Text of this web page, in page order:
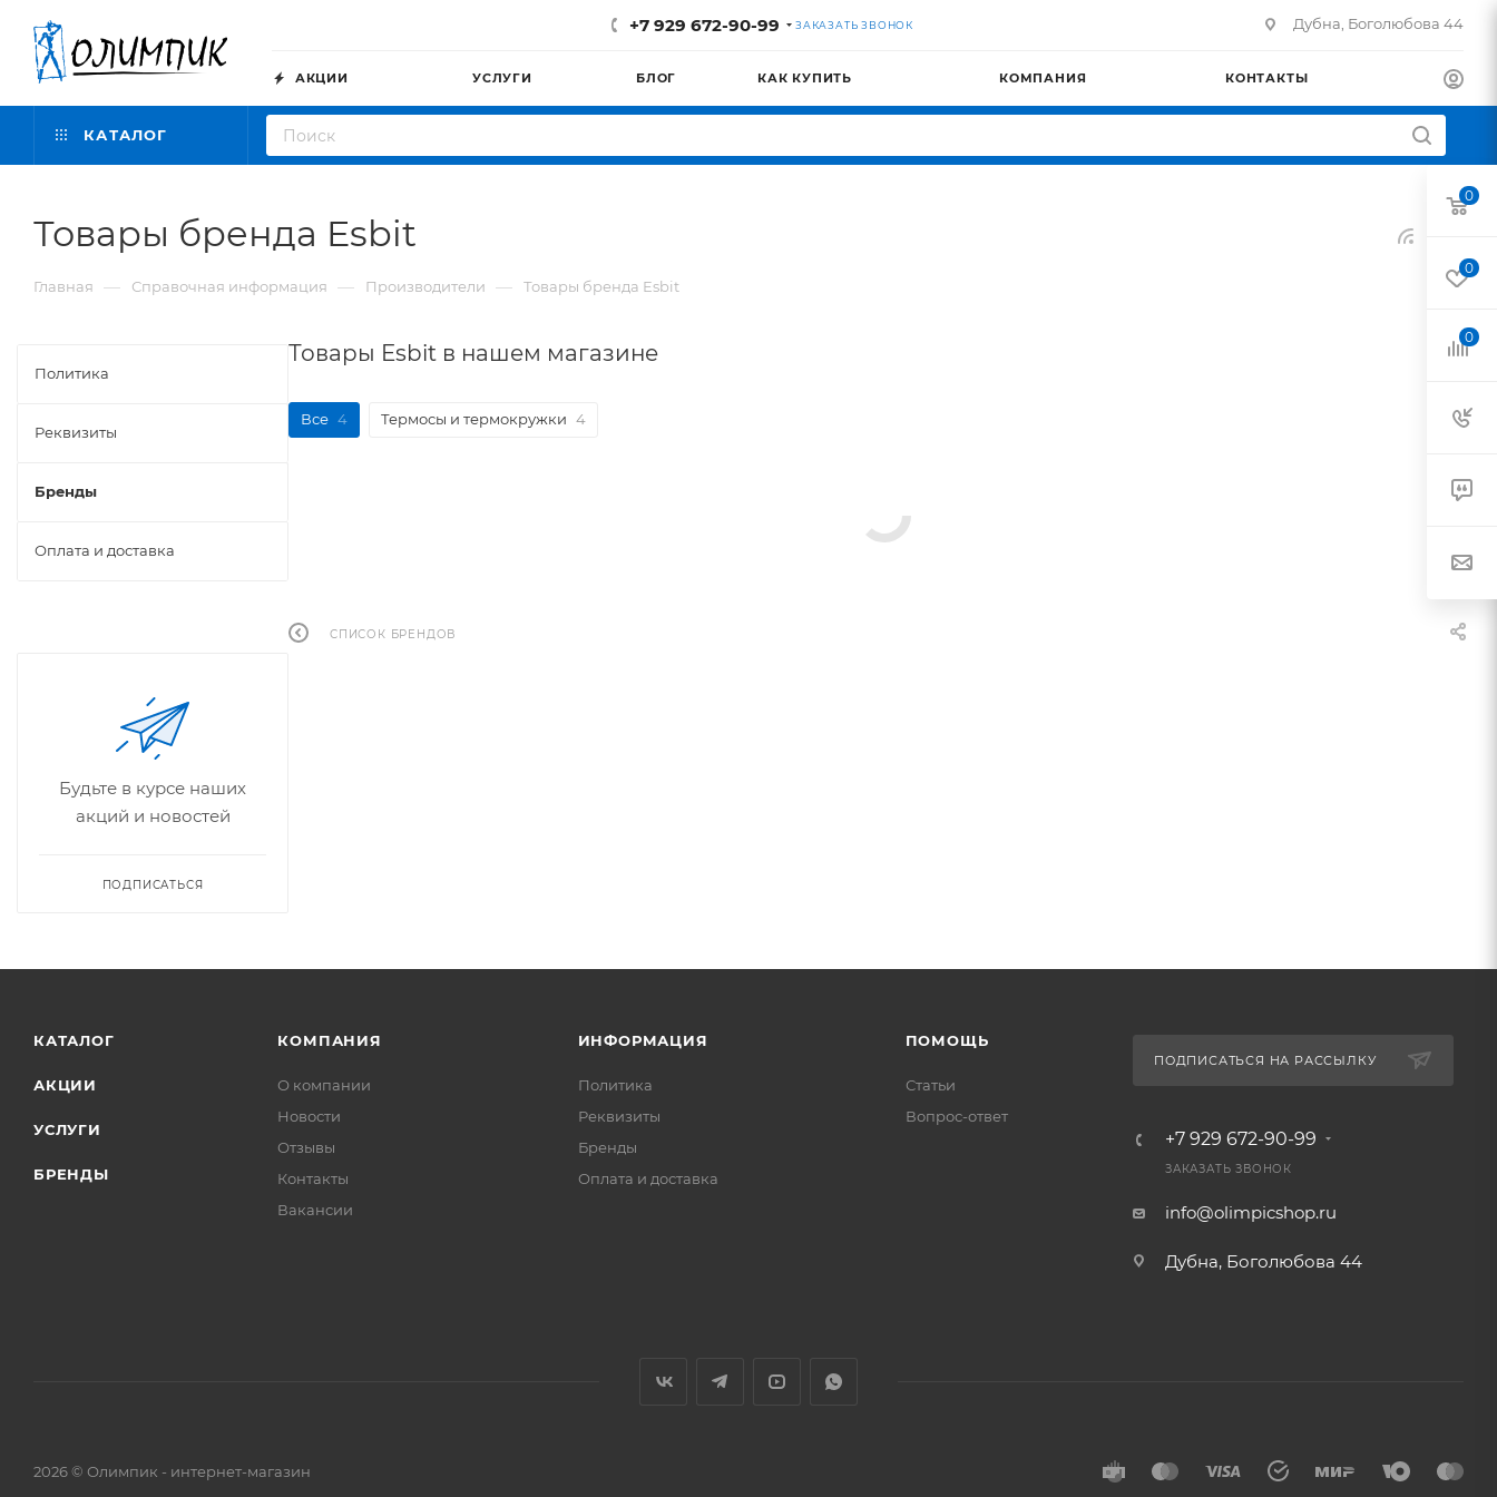
+7 929 672-90-99 ЗАКАЗАТЬ ЗВОНОК Дубна, Боголюбова 44
АКЦИИ УСЛУГИ БЛОГ КАК КУПИТЬ КОМПАНИЯ КОНТАКТЫ
КАТАЛОГ
Товары бренда Esbit
Главная — Справочная информация — Производители — Товары бренда Esbit
Товары Esbit в нашем магазине
Все 4 Термосы и термокружки 4
СПИСОК БРЕНДОВ
Политика
Реквизиты
Бренды
Оплата и доставка
Будьте в курсе наших
акций и новостей
ПОДПИСАТЬСЯ
КАТАЛОГ
АКЦИИ
УСЛУГИ
БРЕНДЫ
КОМПАНИЯ
О компании
Новости
Отзывы
Контакты
Вакансии
ИНФОРМАЦИЯ
Политика
Реквизиты
Бренды
Оплата и доставка
ПОМОЩЬ
Статьи
Вопрос-ответ
ПОДПИСАТЬСЯ НА РАССЫЛКУ
+7 929 672-90-99
ЗАКАЗАТЬ ЗВОНОК
info@olimpicshop.ru
Дубна, Боголюбова 44
2026 © Олимпик - интернет-магазин
0
0
0